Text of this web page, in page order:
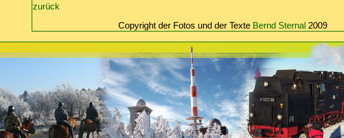
zurück
Copyright der Fotos und der Texte Bernd Sternal 2009